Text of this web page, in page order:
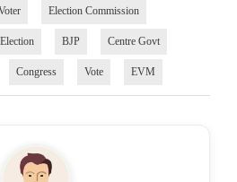
Election Commission
BJP Centre Govt
Congress Vote EVM